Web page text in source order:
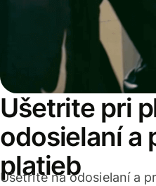
Ušetrite pri
odosielaní a
platieb
Ušetrite na odosielaní a